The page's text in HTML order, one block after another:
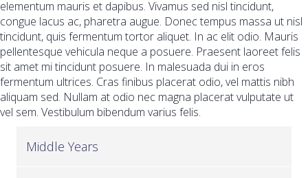
elementum mauris et dapibus. Vivamus sed nisl tincidunt,
congue lacus ac, pharetra augue. Donec tempus massa ut nisl
tincidunt, quis fermentum tortor aliquet. In ac elit odio. Mauris
pellentesque vehicula neque a posuere. Praesent laoreet felis
sit amet mi tincidunt posuere. In malesuada dui in eros
fermentum ultrices. Cras finibus placerat odio, vel mattis nibh
aliquam sed. Nullam at odio nec magna placerat vulputate ut
vel sem. Vestibulum bibendum varius felis.
Middle Years